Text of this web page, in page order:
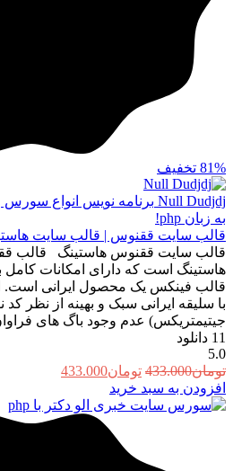
81% تخفیف
Null Dudjdj برنامه نویس انواع
به زبان php!
قالب سایت ققنوس | قالب سایت
قالب فینکس یک محصول ایرانی است.
جیتیمتریکس) عدم وجود باگ های
11 دانلود
5.0
تومان433.000 قیمت
اصلی:
تومان433.000
تومان433.000قیمت
تومان433.000.
افزودن به سبد خرید